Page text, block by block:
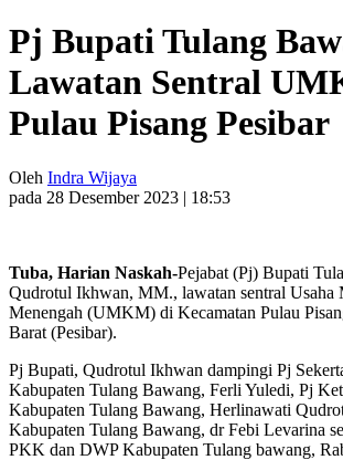
Pj Bupati Tulang
Lawatan Sentral
Pulau Pisang Pesibar
Oleh Indra Wijaya
pada 28 Desember 2023 | 18:53
Tuba, Harian Naskah-Pejabat (Pj) Bupati
Qudrotul Ikhwan, MM., lawatan sentral
Menengah (UMKM) di Kecamatan Pulau
Barat (Pesibar).
Pj Bupati, Qudrotul Ikhwan dampingi Pj
Kabupaten Tulang Bawang, Ferli Yuledi, Pj
Kabupaten Tulang Bawang, Herlinawati
Kabupaten Tulang Bawang, dr Febi Levarina
PKK dan DWP Kabupaten Tulang bawang,